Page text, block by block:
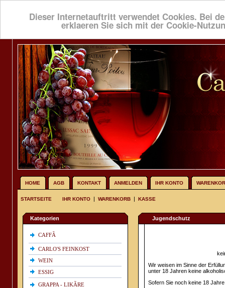
Dieser Internetauftritt verwendet Cookies. Bei
erklaeren Sie sich mit der Cookie-
HOME AGB KONTAKT ANMELDEN IHR KONTO
STARTSEITE IHR KONTO | WARENKORB | KASSE
Kategorien
CAFFÃ
CARLO'S FEINKOST
WEIN
ESSIG
GRAPPA - LIKÃRE
Jugendschutz
Wir weisen im Sinne der
unter 18 Jahren keine
Sofern Sie noch keine 18